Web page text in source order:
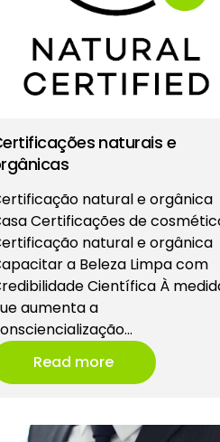
naturais e
natural e orgânica
Certificações de
natural e orgânica
a Beleza Limpa com
Científica À
aumenta a
Read more